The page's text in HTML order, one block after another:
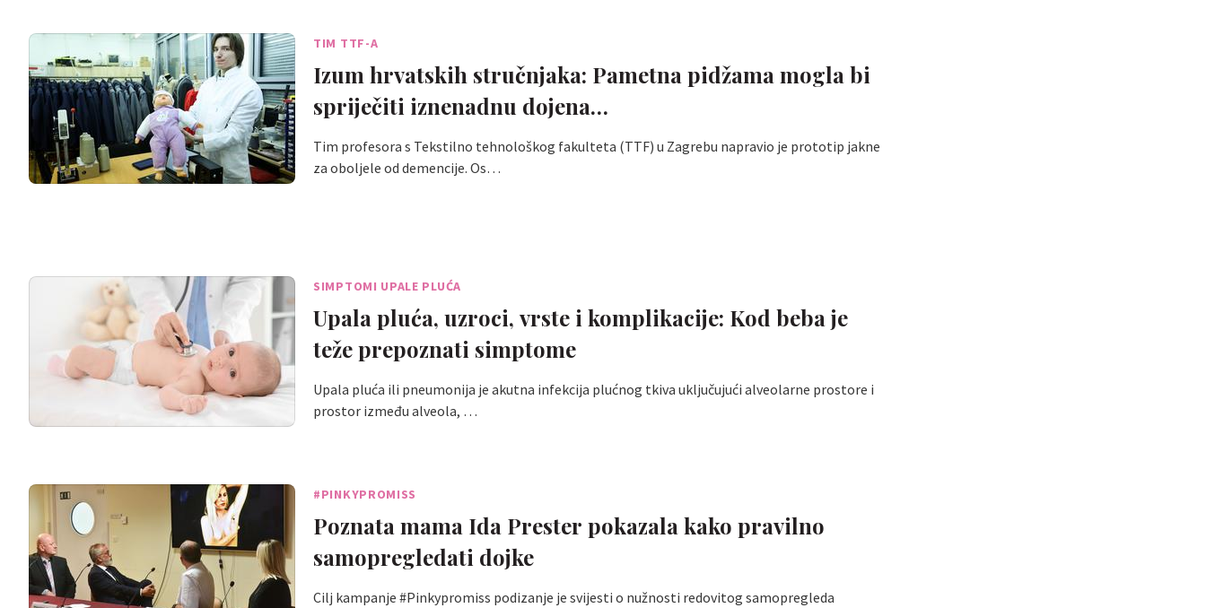
TIM TTF-A
Izum hrvatskih stručnjaka: Pametna pidžama mogla bi
spriječiti iznenadnu dojena…
Tim profesora s Tekstilno tehnološkog fakulteta (TTF) u Zagrebu napravio je prototip jakne
za oboljele od demencije. Os…
SIMPTOMI UPALE PLUĆA
Upala pluća, uzroci, vrste i komplikacije: Kod beba je
teže prepoznati simptome
Upala pluća ili pneumonija je akutna infekcija plućnog tkiva uključujući alveolarne prostore i
prostor između alveola, …
#PINKYPROMISS
Poznata mama Ida Prester pokazala kako pravilno
samopregledati dojke
Cilj kampanje #Pinkypromiss podizanje je svijesti o nužnosti redovitog samopregleda